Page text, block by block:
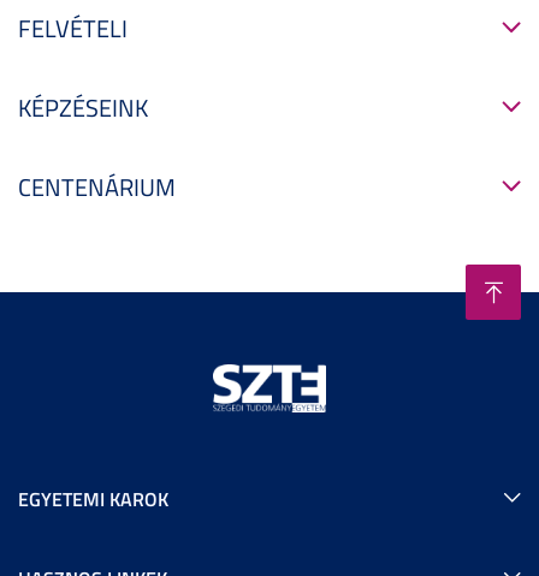
FELVÉTELI
KÉPZÉSEINK
CENTENÁRIUM
EGYETEMI KAROK